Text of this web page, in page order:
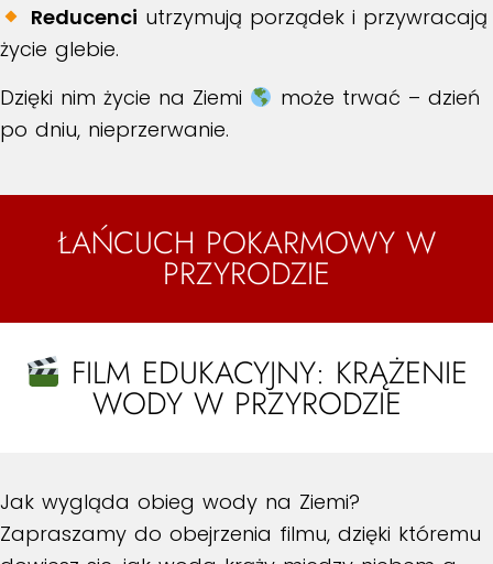
Reducenci utrzymują porządek i przywracają
życie glebie.
Dzięki nim życie na Ziemi
może trwać – dzień
po dniu, nieprzerwanie.
ŁAŃCUCH POKARMOWY W
PRZYRODZIE
FILM EDUKACYJNY: KRĄŻENIE
WODY W PRZYRODZIE
Jak wygląda obieg wody na Ziemi?
Zapraszamy do obejrzenia filmu, dzięki któremu